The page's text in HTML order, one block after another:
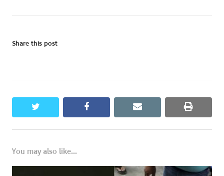
Share this post
twitter facebook email print
You may also like...